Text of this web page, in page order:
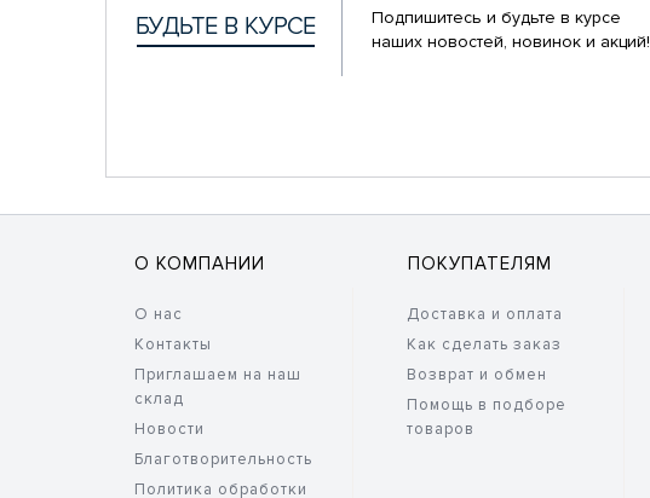
Подпишитесь и будьте в курсе
наших новостей, новинок и акций!
О КОМПАНИИ
О нас
Контакты
Приглашаем на наш
склад
Новости
Благотворительность
Политика обработки
ПОКУПАТЕЛЯМ
Доставка и оплата
Как сделать заказ
Возврат и обмен
Помощь в подборе
товаров